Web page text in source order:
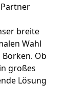
breite
Wahl
Ob
großes
Lösung